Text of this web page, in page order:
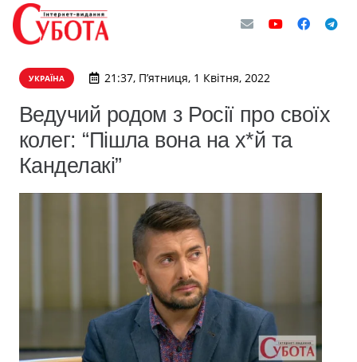
УКРАЇНА 21:37, П’ятниця, 1 Квітня, 2022
Ведучий родом з Росії про своїх
колег: “Пішла вона на х*й та
Канделакі”